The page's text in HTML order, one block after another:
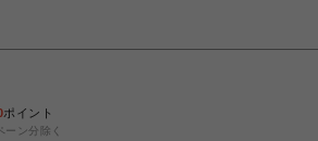
ポイント
ン分除く